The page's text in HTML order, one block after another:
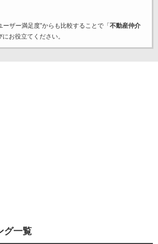
ーザー満足度”からも比較することで「 不動産仲介
にお役立てください。
グ一覧